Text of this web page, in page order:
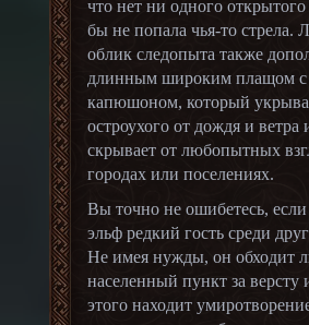
что нет ни одного открытого
бы не попала чья-то стрела.
облик следопыта также
длинным широким плащом с
капюшоном, который
остроухого от дождя и ветра
скрывает от любопытных
городах или поселениях.
Вы точно не ошибетесь,
эльф редкий гость среди
Не имея нужды, он обходит
населенный пункт за версту
этого находит